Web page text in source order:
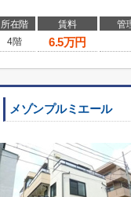
所在階 賃料 管
4階
6.5万円
メゾンプルミエール